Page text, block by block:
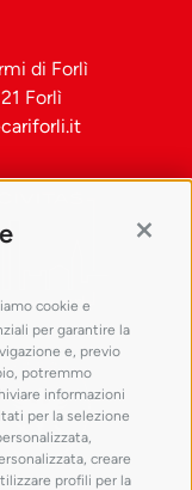
cookie e
per garantire la
e, previo
potremmo
informazioni
per la selezione
creare
profili per la
di Forlì
Forlì